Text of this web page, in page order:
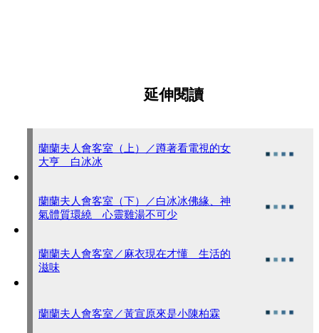
延伸閱讀
蘭蘭夫人會客室（上）／蹲著看電視的女
大亨 白冰冰
蘭蘭夫人會客室（下）／白冰冰佛緣、神
氣體質環繞 心靈雞湯不可少
蘭蘭夫人會客室／麻衣現在才懂 生活的
滋味
蘭蘭夫人會客室／黃宣原來是小陳柏霖